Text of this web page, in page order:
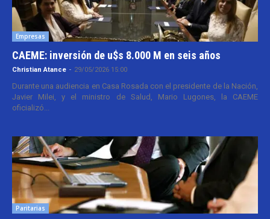
Empresas
CAEME: inversión de u$s 8.000 M en seis años
Christian Atance - 29/05/2026 15:00
Durante una audiencia en Casa Rosada con el presidente de la Nación,
Javier Milei, y el ministro de Salud, Mario Lugones, la CAEME
oficializó...
Paritarias